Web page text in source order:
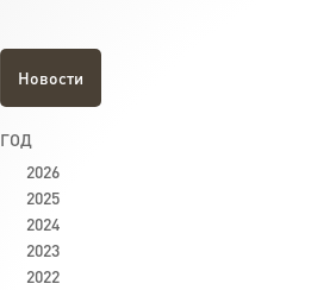
Новости
ГОД
2026
2025
2024
2023
2022